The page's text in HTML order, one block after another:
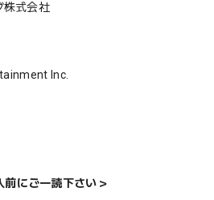
株式会社
Inc.
前にご一読下さい＞